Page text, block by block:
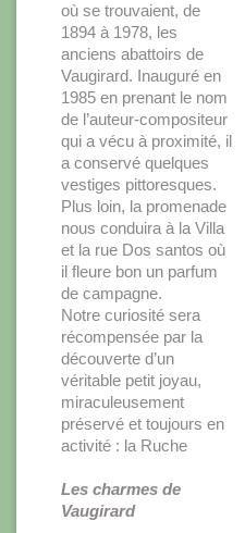
où se trouvaient, de
1894 à 1978, les
anciens abattoirs de
Vaugirard. Inauguré en
1985 en prenant le nom
de l’auteur-compositeur
qui a vécu à proximité, il
a conservé quelques
vestiges pittoresques.
Plus loin, la promenade
nous conduira à la Villa
et la rue Dos santos où
il fleure bon un parfum
de campagne.
Notre curiosité sera
récompensée par la
découverte d’un
véritable petit joyau,
miraculeusement
préservé et toujours en
activité : la Ruche
Les charmes de
Vaugirard